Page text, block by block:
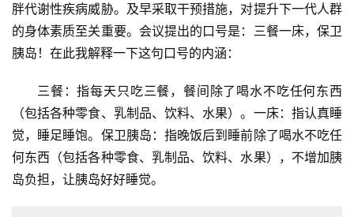
胖代谢性疾病威胁。及早采取干预措施，对提升下一代人群
的身体素质至关重要。会议提出的口号是：三餐一床，保卫
胰岛！在此我解释一下这句口号的内涵：
三餐：指每天只吃三餐，餐间除了喝水不吃任何东西
（包括各种零食、乳制品、饮料、水果）。一床：指认真睡
觉，睡足睡饱。保卫胰岛：指晚饭后到睡前除了喝水不吃任
何东西（包括各种零食、乳制品、饮料、水果），不增加胰
岛负担，让胰岛好好睡觉。